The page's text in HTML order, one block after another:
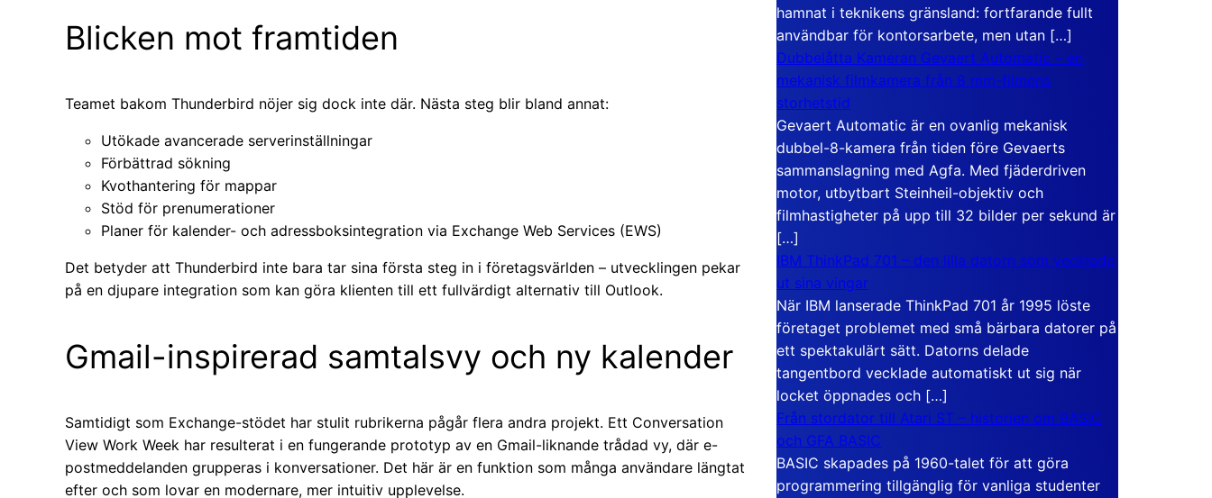
Blicken mot framtiden
Teamet bakom Thunderbird nöjer sig dock inte där. Nästa steg blir bland annat:
Utökade avancerade serverinställningar
Förbättrad sökning
Kvothantering för mappar
Stöd för prenumerationer
Planer för kalender- och adressboksintegration via Exchange Web Services (EWS)
Det betyder att Thunderbird inte bara tar sina första steg in i företagsvärlden – utvecklingen pekar
på en djupare integration som kan göra klienten till ett fullvärdigt alternativ till Outlook.
Gmail-inspirerad samtalsvy och ny kalender
Samtidigt som Exchange-stödet har stulit rubrikerna pågår flera andra projekt. Ett Conversation
View Work Week har resulterat i en fungerande prototyp av en Gmail-liknande trådad vy, där e-
postmeddelanden grupperas i konversationer. Det här är en funktion som många användare längtat
efter och som lovar en modernare, mer intuitiv upplevelse.
hamnat i teknikens gränsland: fortfarande fullt
användbar för kontorsarbete, men utan […]
Dubbelåtta Kameran Gevaert Automatic – en
mekanisk filmkamera från 8 mm-filmens
storhetstid
Gevaert Automatic är en ovanlig mekanisk
dubbel-8-kamera från tiden före Gevaerts
sammanslagning med Agfa. Med fjäderdriven
motor, utbytbart Steinheil-objektiv och
filmhastigheter på upp till 32 bilder per sekund är
[…]
IBM ThinkPad 701 – den lilla datorn som vecklade
ut sina vingar
När IBM lanserade ThinkPad 701 år 1995 löste
företaget problemet med små bärbara datorer på
ett spektakulärt sätt. Datorns delade
tangentbord vecklade automatiskt ut sig när
locket öppnades och […]
Från stordator till Atari ST – historien om BASIC
och GFA BASIC
BASIC skapades på 1960-talet för att göra
programmering tillgänglig för vanliga studenter